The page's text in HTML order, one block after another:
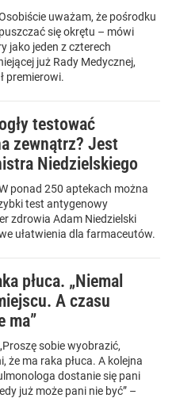
uważam, że pośrodku
się okrętu – mówi
jako jeden z czterech
już Rady Medycznej,
premierowi.
testować
zewnątrz? Jest
Niedzielskiego
ponad 250 aptekach można
test antygenowy
zdrowia Adam Niedzielski
ułatwienia dla farmaceutów.
płuca. „Niemal
A czasu
ma”
„Proszę sobie wyobrazić,
że ma raka płuca. A kolejna
dostanie się pani
już może pani nie być” –